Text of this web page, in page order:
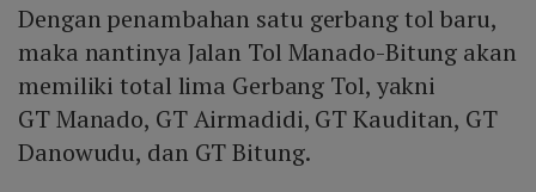
Dengan penambahan satu gerbang tol baru,
maka nantinya Jalan Tol Manado-Bitung akan
memiliki total lima Gerbang Tol, yakni
GT Manado, GT Airmadidi, GT Kauditan, GT
Danowudu, dan GT Bitung.